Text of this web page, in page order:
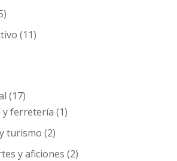
(11)
(17)
y ferretería (1)
turismo (2)
y aficiones (2)